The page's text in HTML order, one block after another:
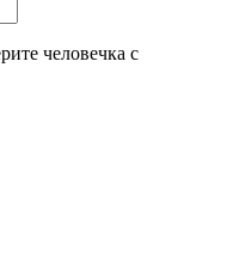
человечка с